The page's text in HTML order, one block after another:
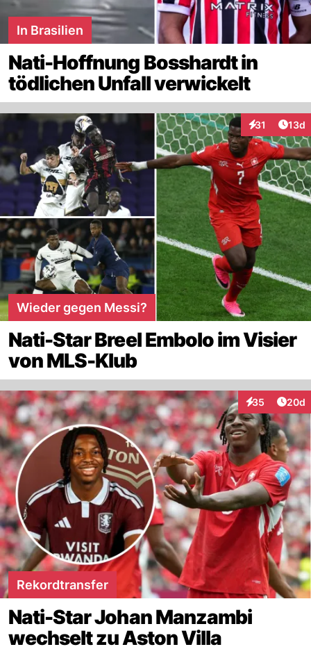
In Brasilien
Nati-Hoffnung Bosshardt in
tödlichen Unfall verwickelt
31
Interaktionen
13d
Wieder gegen Messi?
Nati-Star Breel Embolo im Visier
von MLS-Klub
35
Interaktionen
20d
Rekordtransfer
Nati-Star Johan Manzambi
wechselt zu Aston Villa